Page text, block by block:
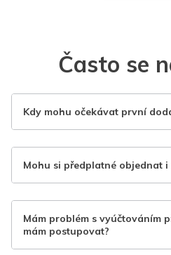
Často se
Kdy mohu očekávat první
Mohu si předplatné objednat
Mám problém s vyúčtováním
mám postupovat?